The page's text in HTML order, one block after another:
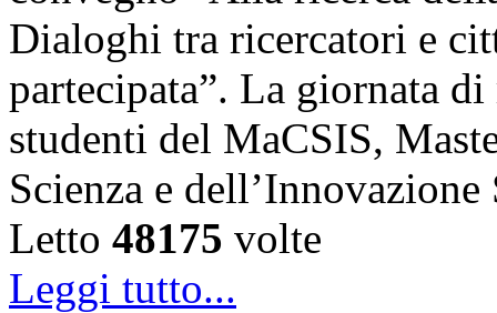
Dialoghi tra ricercatori e
partecipata”. La giornata
studenti del MaCSIS,
Scienza e
Letto 48175 volte
Leggi tutto...